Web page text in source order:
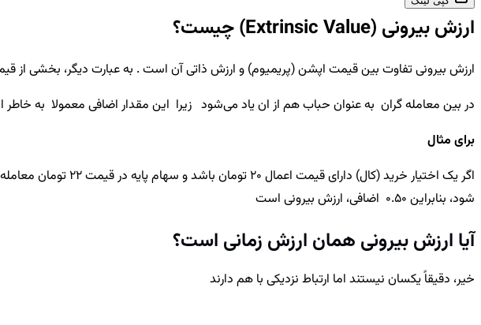
ارزش بیرونی (Extrinsic Value) چیست؟
ارزش بیرونی تفاوت بین قیمت اپشن (پریمیوم) و ارزش ذاتی آن است . به عبارت دیگر، بخشی از
در بین معامله گران به عنوان حباب هم از ان یاد می‌شود زیرا این مقدار اضافی معمولا به خاطر
برای مثال
شود، بنابراین 0.50 اضافی، ارزش بیرونی است
آیا ارزش بیرونی همان ارزش زمانی است؟
خیر، دقیقاً یکسان نیستند اما ارتباط نزدیکی با هم دارند